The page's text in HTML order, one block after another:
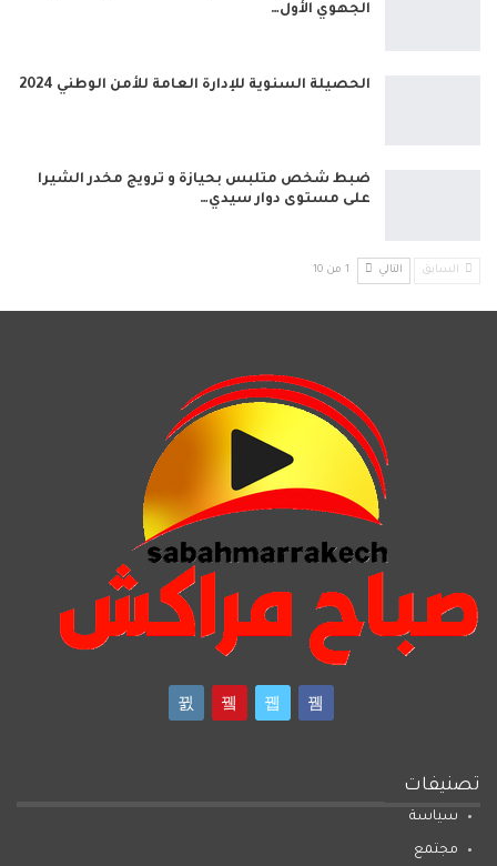
الجهوي الأول…
الحصيلة السنوية للإدارة العامة للأمن الوطني 2024
ضبط شخص متلبس بحيازة و ترويج مخدر الشيرا
على مستوى دوار سيدي…
السابق التالي 1 من 10
تصنيفات
سياسة
مجتمع